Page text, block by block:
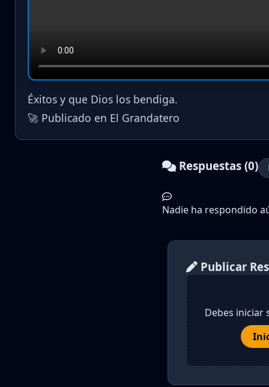
Éxitos y que Dios los bendiga.
🚀 Publicado en El Grandatero
Respuestas (0)
Nadie ha respondido
Publicar
Debes iniciar